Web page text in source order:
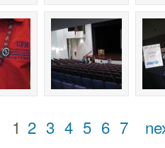
1 2 3 4 5 6 7